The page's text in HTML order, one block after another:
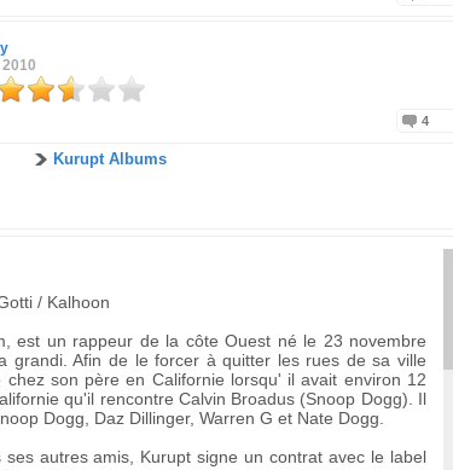
4
Kurupt Albums
/ Kalhoon
est un rappeur de la côte Ouest né le 23 novembre
grandi. Afin de le forcer à quitter les rues de sa ville
son père en Californie lorsqu' il avait environ 12
qu'il rencontre Calvin Broadus (Snoop Dogg). Il
Dogg, Daz Dillinger, Warren G et Nate Dogg.
autres amis, Kurupt signe un contrat avec le label